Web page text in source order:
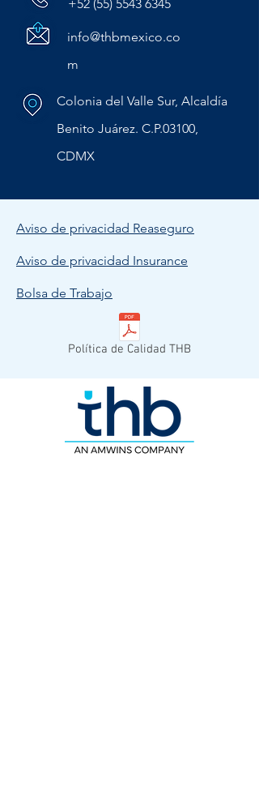
+52 (55) 5543 6345
info@thbmexico.co
m
Colonia del Valle Sur, Alcaldía
Benito Juárez. C.P.03100,
CDMX
Aviso de privacidad Reaseguro
Aviso de privacidad Insurance
Bolsa de Trabajo
Política de Calidad THB